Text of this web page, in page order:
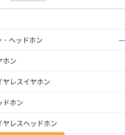
ヘッドホン
ホン
ヤレスイヤホン
ドホン
ヤレスヘッドホン